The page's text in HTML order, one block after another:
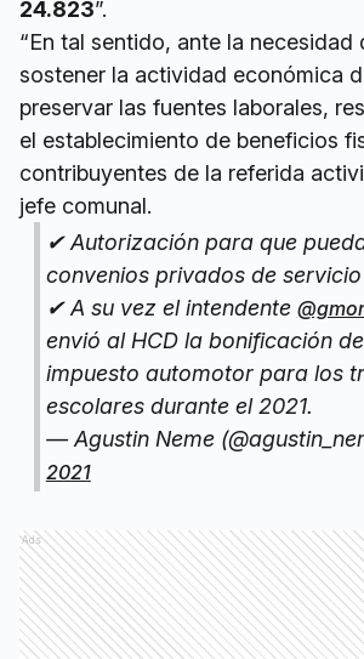
24.823”.
“En tal sentido, ante la necesidad
sostener la actividad económica
preservar las fuentes laborales,
el establecimiento de beneficios
contribuyentes de la referida
jefe comunal.
✔ Autorización para que
convenios privados de
✔ A su vez el intendente
envió al HCD la bonificación
impuesto automotor para los
escolares durante el 2021.
— Agustin Neme
2021
Ads